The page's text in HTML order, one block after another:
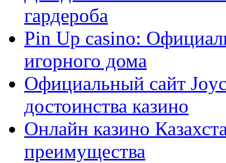
гардероба
Pin Up casino:
игорного дома
Официальный сайт
достоинства казино
Онлайн казино
преимущества